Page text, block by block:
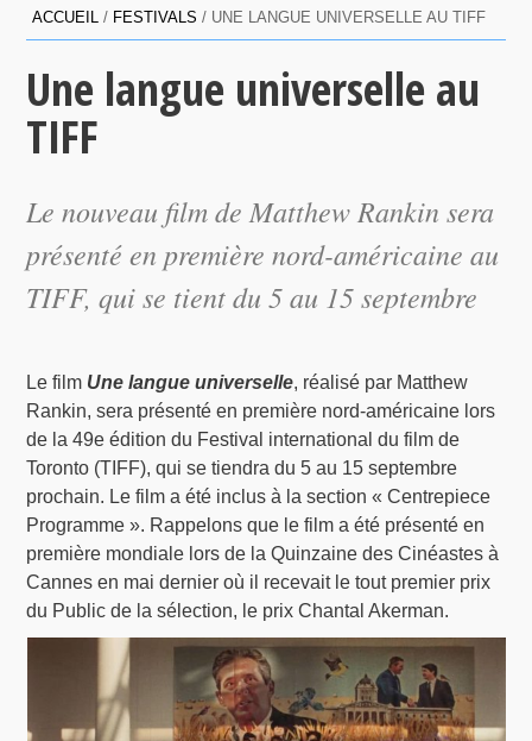
ACCUEIL / FESTIVALS / UNE LANGUE UNIVERSELLE AU TIFF
Une langue universelle au
TIFF
Le nouveau film de Matthew Rankin sera
présenté en première nord-américaine au
TIFF, qui se tient du 5 au 15 septembre
Le film Une langue universelle, réalisé par Matthew
Rankin, sera présenté en première nord-américaine lors
de la 49e édition du Festival international du film de
Toronto (TIFF), qui se tiendra du 5 au 15 septembre
prochain. Le film a été inclus à la section « Centrepiece
Programme ». Rappelons que le film a été présenté en
première mondiale lors de la Quinzaine des Cinéastes à
Cannes en mai dernier où il recevait le tout premier prix
du Public de la sélection, le prix Chantal Akerman.